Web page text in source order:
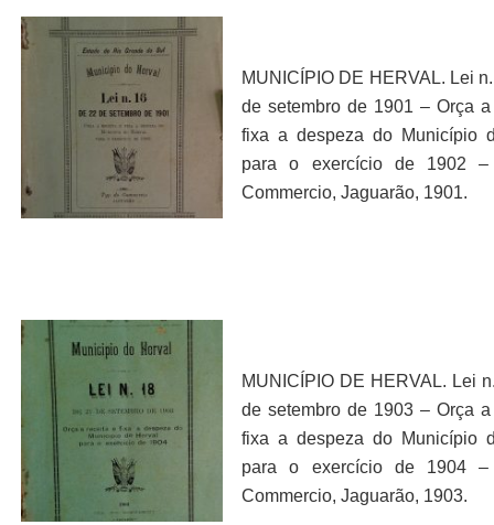
MUNICÍPIO DE HERVAL. Lei
de setembro de 1901 – Orça
fixa a despeza do Município
para o exercício de 1902
Commercio, Jaguarão, 1901.
MUNICÍPIO DE HERVAL. Lei
de setembro de 1903 – Orça
fixa a despeza do Município
para o exercício de 1904
Commercio, Jaguarão, 1903.